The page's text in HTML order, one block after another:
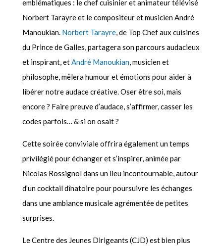
emblématiques : le chef cuisinier et animateur télévisé
Norbert Tarayre et le compositeur et musicien André
Manoukian. Norbert Tarayre, de Top Chef aux cuisines
du Prince de Galles, partagera son parcours audacieux
et inspirant, etAndré Manoukian, musicien et
philosophe, mêlera humour et émotions pour aider à
libérer notre audace créative.Oser être soi, mais
encore ? Faire preuve d’audace, s’affirmer, casser les
codes parfois… & si on osait ?
Cette soirée conviviale offrira également un temps
privilégié pour échanger et s’inspirer, animée par
Nicolas Rossignol dans un lieu incontournable, autour
d’un cocktail dînatoire pour poursuivre les échanges
dans une ambiance musicale agrémentée de petites
surprises.
Le Centre des Jeunes Dirigeants (CJD) est bien plus